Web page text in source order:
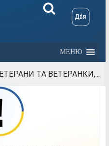
МЕНЮ
ТА ВЕТЕРАНКИ,...